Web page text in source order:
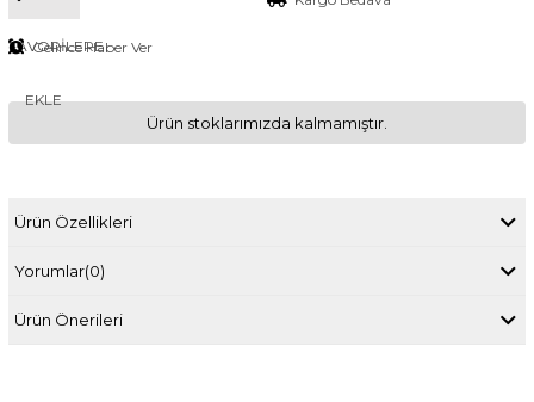
FAVORILERE
EKLE
Gelince Haber Ver
Ürün stoklarımızda kalmamıştır.
Ürün Özellikleri
Yorumlar(0)
Ürün Önerileri